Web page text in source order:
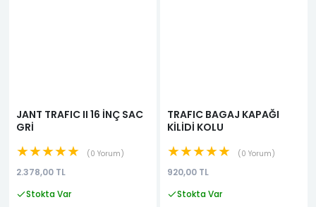
JANT TRAFIC II 16 İNÇ SAC
GRİ
★★★★★ 0 Yorum
2.378,00 TL
Stokta Var
TRAFIC BAGAJ KAPAĞI
KİLİDİ KOLU
★★★★★ 0 Yorum
920,00 TL
Stokta Var